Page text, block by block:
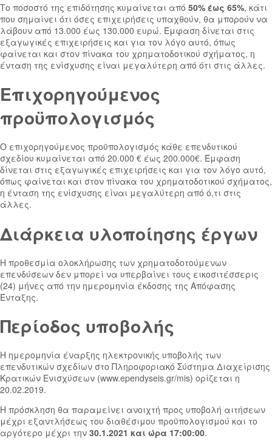
Το ποσοστό της επιδότησης κυμαίνεται από 50% έως 65%, κάτι
που σημαίνει ότι όσες επιχειρήσεις υπαχθούν, θα μπορούν να
λάβουν από 13.000 έως 130.000 ευρώ. Έμφαση δίνεται στις
εξαγωγικές επιχειρήσεις και για τον λόγο αυτό, όπως
φαίνεται και στον πίνακα του χρηματοδοτικού σχήματος, η
ένταση της ενίσχυσης είναι μεγαλύτερη από ότι στις άλλες.
Επιχορηγούμενος
προϋπολογισμός
Ο επιχορηγούμενος προϋπολογισμός κάθε επενδυτικού
σχεδίου κυμαίνεται από 20.000 € έως 200.000€. Έμφαση
δίνεται στις εξαγωγικές επιχειρήσεις και για τον λόγο αυτό,
όπως φαίνεται και στον πίνακα του χρηματοδοτικού σχήματος,
η ένταση της ενίσχυσης είναι μεγαλύτερη από ό,τι στις
άλλες.
Διάρκεια υλοποίησης έργων
Η προθεσμία ολοκλήρωσης των χρηματοδοτούμενων
επενδύσεων δεν μπορεί να υπερβαίνει τους εικοσιτέσσερις
(24) μήνες από την ημερομηνία έκδοσης της Απόφασης
Ένταξης.
Περίοδος υποβολής
Η ημερομηνία έναρξης ηλεκτρονικής υποβολής των
επενδυτικών σχεδίων στο Πληροφοριακό Σύστημα Διαχείρισης
Κρατικών Ενισχύσεων (www.ependyseis.gr/mis) ορίζεται η
20.02.2019.
Η πρόσκληση θα παραμείνει ανοιχτή προς υποβολή αιτήσεων
μέχρι εξαντλήσεως του διαθέσιμου προϋπολογισμού και το
αργότερο μέχρι την 30.1.2021 και ώρα 17:00:00.